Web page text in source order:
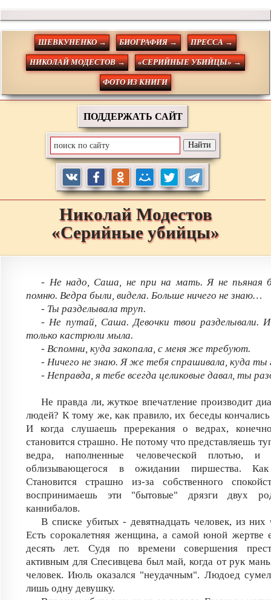
ШЕВКУНЕНКО → БИОГРАФИЯ → ПРЕССА →
НИКОЛАЙ МОДЕСТОВ → «СЕРИЙНЫЕ УБИЙЦЫ» →
ФОТО ИЗ КНИГИ
ПОДДЕРЖАТЬ САЙТ
Николай Модестов
«Серийные убийцы»
- Не надо, Саша, не при на мать. Я не пьяная
помню. Ведра были, видела. Больше ничего не знаю…
- Ты разделывала труп.
- Не путай, Саша. Девочки твои разделывали. И
только кастрюли мыла.
- Вспомни, куда закопала, с меня же требуют.
- Ничего не знаю. Я же тебя спрашивала, куда ты
- Неправда, я тебе всегда целиковые давал, ты
Не правда ли, жуткое впечатление производит
людей? К тому же, как правило, их беседы
И когда слушаешь пререкания о ведрах,
становится страшно. Не потому что представляешь
ведра, наполненные человеческой плотью, и
облизывающегося в ожидании пиршества.
Становится страшно из-за собственного
воспринимаешь эти "бытовые" дрязги двух
каннибалов.
В списке убитых - девятнадцать человек, из них
Есть сорокалетняя женщина, а самой юной жертве
десять лет. Судя по времени совершения
активным для Спесивцева был май, когда от рук
человек. Июль оказался "неудачным". Людоед
лишь одну девушку.